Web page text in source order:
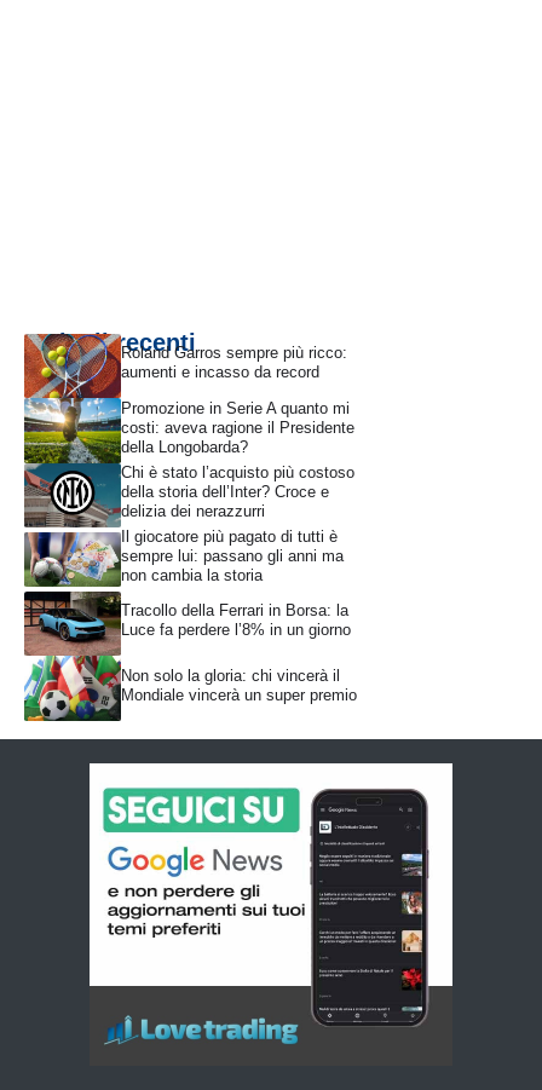
Articoli recentiRoland Garros sempre più ricco:
aumenti e incasso da record
Promozione in Serie A quanto mi
costi: aveva ragione il Presidente
della Longobarda?
Chi è stato l’acquisto più costoso
della storia dell’Inter? Croce e
delizia dei nerazzurri
Il giocatore più pagato di tutti è
sempre lui: passano gli anni ma
non cambia la storia
Tracollo della Ferrari in Borsa: la
Luce fa perdere l’8% in un giorno
Non solo la gloria: chi vincerà il
Mondiale vincerà un super premio